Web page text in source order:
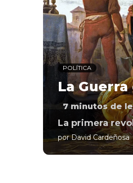
POLÍTICA
La
7minutos de
La primera
porDavid Cardeñosa